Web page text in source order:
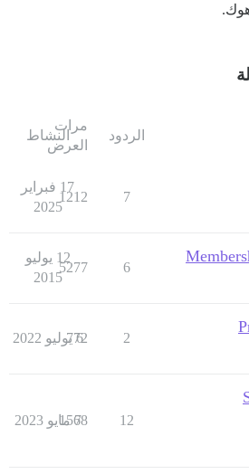
هوك.
الردود
مرات
العرض
النشاط
7
1212
17 فبراير
2025
6
5277
12 يوليو
2015
2
772
6 يوليو 2022
12
1568
7 مايو 2023